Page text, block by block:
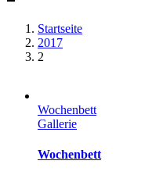
Startseite
2017
2
Wochenbett
Gallerie
Wochenbett